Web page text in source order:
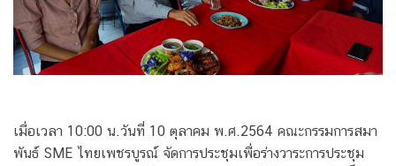
เมื่อเวลา 10:00 น.วันที่ 10 ตุลาคม พ.ศ.2564 คณะกรรมการสมา
พันธ์ SME ไทยเพชรบูรณ์ จัดการประชุมเพื่อร่างวาระการประชุม